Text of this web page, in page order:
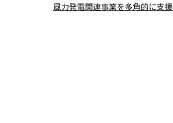
風力発電関連事業を多角的に支援